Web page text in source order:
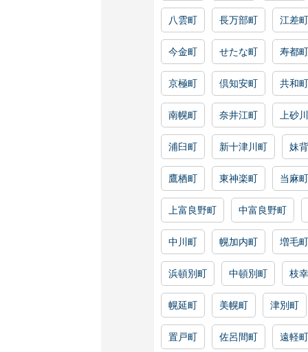
八雲町 長万部町 江差町
今金町 せたな町 寿都町
京極町 倶知安町 共和町
南幌町 奈井江町 上砂
浦臼町 新十津川町 妹
鷹栖町 東神楽町 当麻町
上富良野町 中富良野町
中川町 幌加内町 増毛町
浜頓別町 中頓別町 枝
幌延町 美幌町 津別町
置戸町 佐呂間町 遠軽町